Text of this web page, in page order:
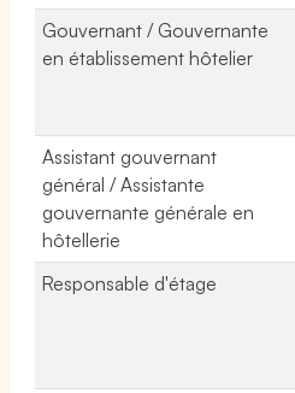
Gouvernant / Gouvernante
en établissement hôtelier
Assistant gouvernant
général / Assistante
gouvernante générale en
hôtellerie
Responsable d'étage